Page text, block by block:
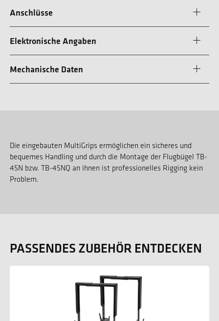
Anschlüsse
Elektronische Angaben
Mechanische Daten
Die eingebauten MultiGrips ermöglichen ein sicheres und
bequemes Handling und durch die Montage der Flugbügel TB-
45N bzw. TB-45NQ an ihnen ist professionelles Rigging kein
Problem.
PASSENDES ZUBEHÖR ENTDECKEN